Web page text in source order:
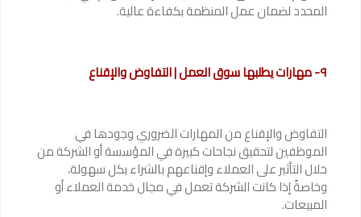
المحدد لضمان عمل المنظمة بكفاءة عالية.
٩- مهارات يطلبها سوق العمل | التفاوض والإقناع
التفاوض والإقناع من المهارات الضروري وجودها في
الموظفين لتحقيق نجاحات كبيرة في المؤسسة أو الشركة من
خلال التأثير على العملاء وإقناعهم بالشراء بكل سهولة،
وخاصةً إذا كانت الشركة تعمل في مجال خدمة العملاء أو
المبيعات.